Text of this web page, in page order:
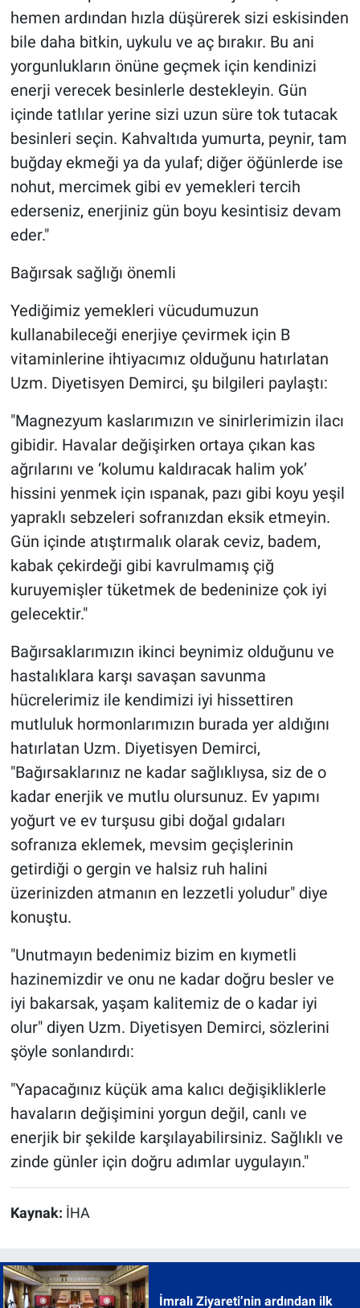
hemen ardından hızla düşürerek sizi eskisinden
bile daha bitkin, uykulu ve aç bırakır. Bu ani
yorgunlukların önüne geçmek için kendinizi
enerji verecek besinlerle destekleyin. Gün
içinde tatlılar yerine sizi uzun süre tok tutacak
besinleri seçin. Kahvaltıda yumurta, peynir, tam
buğday ekmeği ya da yulaf; diğer öğünlerde ise
nohut, mercimek gibi ev yemekleri tercih
ederseniz, enerjiniz gün boyu kesintisiz devam
eder."
Bağırsak sağlığı önemli
Yediğimiz yemekleri vücudumuzun
kullanabileceği enerjiye çevirmek için B
vitaminlerine ihtiyacımız olduğunu hatırlatan
Uzm. Diyetisyen Demirci, şu bilgileri paylaştı:
"Magnezyum kaslarımızın ve sinirlerimizin ilacı
gibidir. Havalar değişirken ortaya çıkan kas
ağrılarını ve ‘kolumu kaldıracak halim yok’
hissini yenmek için ıspanak, pazı gibi koyu yeşil
yapraklı sebzeleri sofranızdan eksik etmeyin.
Gün içinde atıştırmalık olarak ceviz, badem,
kabak çekirdeği gibi kavrulmamış çiğ
kuruyemişler tüketmek de bedeninize çok iyi
gelecektir."
Bağırsaklarımızın ikinci beynimiz olduğunu ve
hastalıklara karşı savaşan savunma
hücrelerimiz ile kendimizi iyi hissettiren
mutluluk hormonlarımızın burada yer aldığını
hatırlatan Uzm. Diyetisyen Demirci,
"Bağırsaklarınız ne kadar sağlıklıysa, siz de o
kadar enerjik ve mutlu olursunuz. Ev yapımı
yoğurt ve ev turşusu gibi doğal gıdaları
sofranıza eklemek, mevsim geçişlerinin
getirdiği o gergin ve halsiz ruh halini
üzerinizden atmanın en lezzetli yoludur" diye
konuştu.
"Unutmayın bedenimiz bizim en kıymetli
hazinemizdir ve onu ne kadar doğru besler ve
iyi bakarsak, yaşam kalitemiz de o kadar iyi
olur" diyen Uzm. Diyetisyen Demirci, sözlerini
şöyle sonlandırdı:
"Yapacağınız küçük ama kalıcı değişikliklerle
havaların değişimini yorgun değil, canlı ve
enerjik bir şekilde karşılayabilirsiniz. Sağlıklı ve
zinde günler için doğru adımlar uygulayın."
Kaynak: İHA
İmralı Ziyareti’nin ardından ilk